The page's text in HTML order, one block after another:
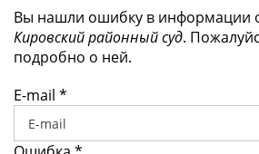
Вы нашли ошибку в информации
Кировский районный суд.
подробно о ней.
E-mail *